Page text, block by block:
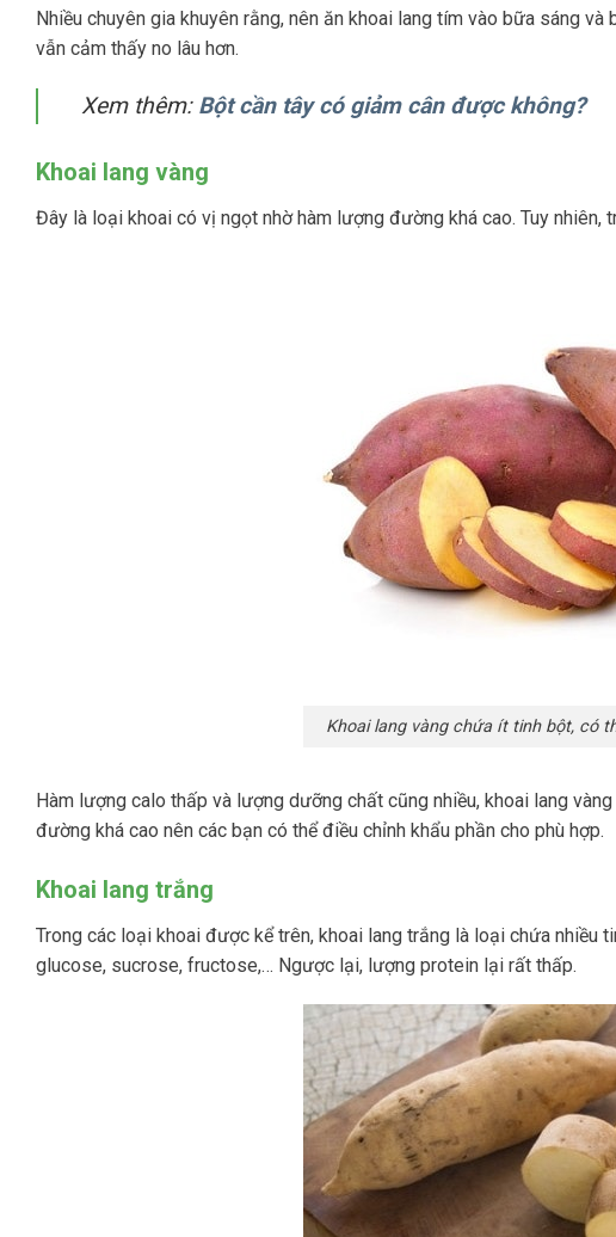
Nhiều chuyên gia khuyên rằng, nên ăn khoai lang tím vào bữa sáng
vẫn cảm thấy no lâu hơn.
Xem thêm: Bột cần tây có giảm cân được không?
Khoai lang vàng
Đây là loại khoai có vị ngọt nhờ hàm lượng đường khá cao. Tuy nhiên,
Khoai lang vàng chứa ít tinh bột, có
Hàm lượng calo thấp và lượng dưỡng chất cũng nhiều, khoai lang
đường khá cao nên các bạn có thể điều chỉnh khẩu phần cho phù hợp.
Khoai lang trắng
Trong các loại khoai được kể trên, khoai lang trắng là loại chứa nhiều
glucose, sucrose, fructose,… Ngược lại, lượng protein lại rất thấp.